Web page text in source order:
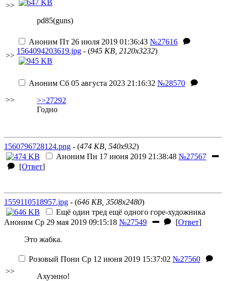
>>
pd85(guns)
>>
Аноним Пт 26 июля 2019 01:36:43 №27616
1564094203619.jpg - (945 KB, 2120x3232)
>>
Аноним Сб 05 августа 2023 21:16:32 №28570
>>27292
Годно
1560796728124.png - (474 KB, 540x932)
Аноним Пн 17 июня 2019 21:38:48 №27567
[Ответ]
1559110518957.jpg - (646 KB, 3508x2480)
Ещё один тред ещё одного горе-художника
Аноним Ср 29 мая 2019 09:15:18 №27549 [Ответ]
Это жабка.
>>
Розовый Пони Ср 12 июня 2019 15:37:02 №27560
Ахуэнно!